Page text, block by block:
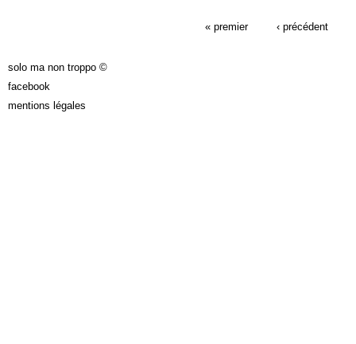
« premier ‹ précédent
solo ma non troppo ©
facebook
mentions légales